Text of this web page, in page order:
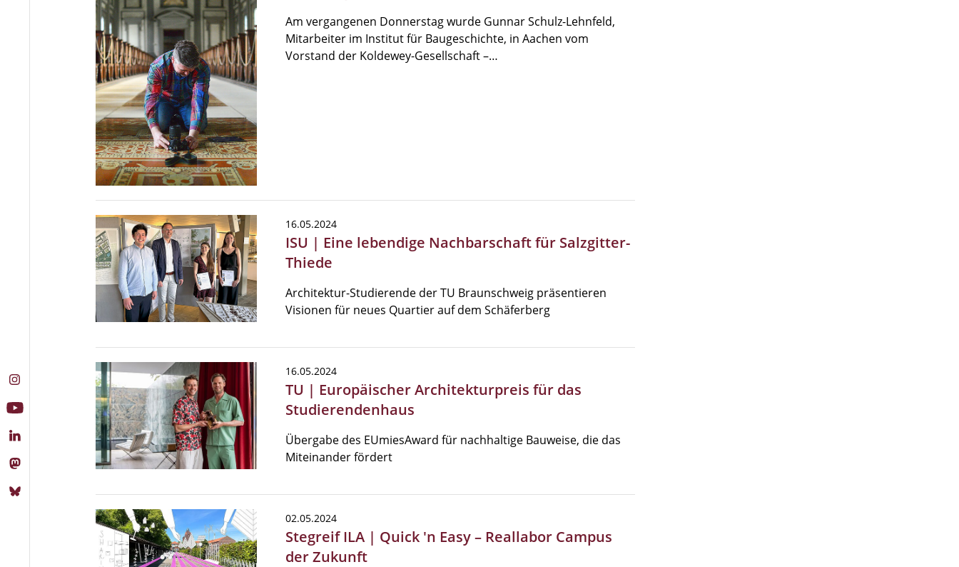
Am vergangenen Donnerstag wurde Gunnar Schulz-Lehnfeld,
Mitarbeiter im Institut für Baugeschichte, in Aachen vom
Vorstand der Koldewey-Gesellschaft –…
16.05.2024
ISU | Eine lebendige Nachbarschaft für Salzgitter-
Thiede
Architektur-Studierende der TU Braunschweig präsentieren
Visionen für neues Quartier auf dem Schäferberg
16.05.2024
TU | Europäischer Architekturpreis für das
Studierendenhaus
Übergabe des EUmiesAward für nachhaltige Bauweise, die das
Miteinander fördert
02.05.2024
Stegreif ILA | Quick 'n Easy – Reallabor Campus
der Zukunft